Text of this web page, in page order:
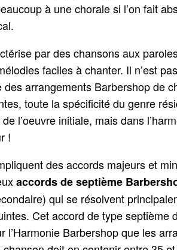
à une chorale si l’on fait
par des chansons aux
faciles à chanter. Il n’est
des arrangements Barbershop de
toute la spécificité du genre
l’oeuvre initiale, mais dans
!
des accords majeurs et
accords de septième
qui se résolvent
Cet accord de type septième
l’Harmonie Barbershop que les